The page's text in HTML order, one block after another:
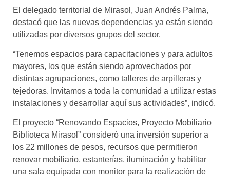
El delegado territorial de Mirasol, Juan Andrés Palma,
destacó que las nuevas dependencias ya están siendo
utilizadas por diversos grupos del sector.
“Tenemos espacios para capacitaciones y para adultos
mayores, los que están siendo aprovechados por
distintas agrupaciones, como talleres de arpilleras y
tejedoras. Invitamos a toda la comunidad a utilizar estas
instalaciones y desarrollar aquí sus actividades”, indicó.
El proyecto “Renovando Espacios, Proyecto Mobiliario
Biblioteca Mirasol” consideró una inversión superior a
los 22 millones de pesos, recursos que permitieron
renovar mobiliario, estanterías, iluminación y habilitar
una sala equipada con monitor para la realización de